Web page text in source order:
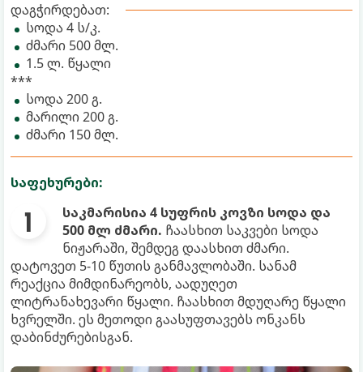
დაგჭირდებათ:
სოდა 4 ს/კ.
ძმარი 500 მლ.
1.5 ლ. წყალი
***
სოდა 200 გ.
მარილი 200 გ.
ძმარი 150 მლ.
საფეხურები:
საკმარისია 4 სუფრის კოვზი სოდა და
500 მლ ძმარი. ჩაასხით საკვები სოდა
ნიჟარაში, შემდეგ დაასხით ძმარი.
დატოვეთ 5-10 წუთის განმავლობაში. სანამ
რეაქცია მიმდინარეობს, აადუღეთ
ლიტრანახევარი წყალი. ჩაასხით მდუღარე წყალი
ხვრელში. ეს მეთოდი გაასუფთავებს ონკანს
დაბინძურებისგან.